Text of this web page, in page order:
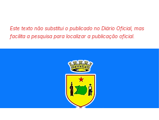
Este texto não substitui o publicado no Diário Oficial, mas
facilita a pesquisa para localizar a publicação oficial.